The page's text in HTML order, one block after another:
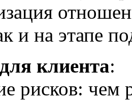
и на этапе
клиента:
рисков: чем